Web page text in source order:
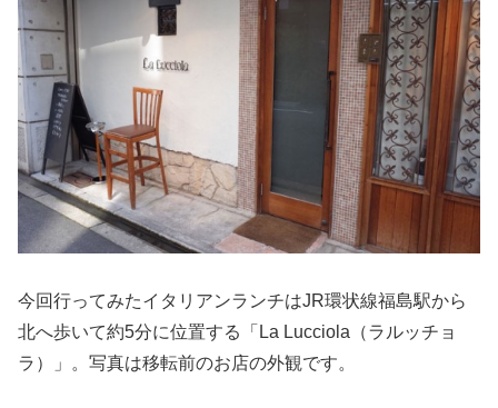
今回行ってみたイタリアンランチはJR環状線福島駅から
北へ歩いて約5分に位置する「La Lucciola（ラルッチョ
ラ）」。写真は移転前のお店の外観です。